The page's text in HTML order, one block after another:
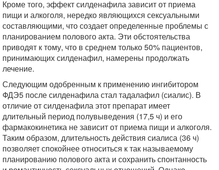
Кроме того, эффект силденафила зависит от приема
пищи и алкоголя, нередко являющихся сексуальными
составляющими, что создает определенные проблемы с
планированием полового акта. Эти обстоятельства
приводят к тому, что в среднем только 50% пациентов,
принимающих силденафил, намерены продолжать
лечение.
Следующим одобренным к применению ингибитором
ФДЭ5 после силденафила стал тадалафил (сиалис). В
отличие от силденафила этот препарат имеет
длительный период полувыведения (17,5 ч) и его
фармакокинетика не зависит от приема пищи и алкоголя.
Таким образом, длительность действия сиалиса (36 ч)
позволяет спокойнее относиться к так называемому
планированию полового акта и сохранить спонтанность